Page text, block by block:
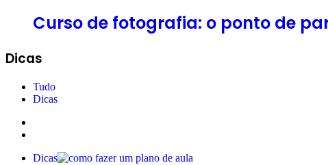
Curso de fotografia: o ponto de
Dicas
Tudo
Dicas
Dicas